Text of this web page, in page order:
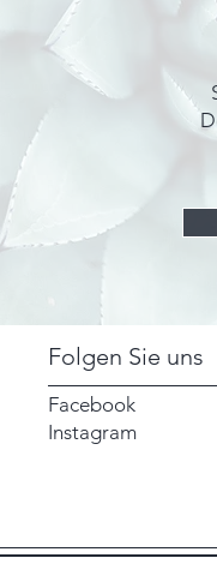
Folgen Sie uns
Facebook
Instagram